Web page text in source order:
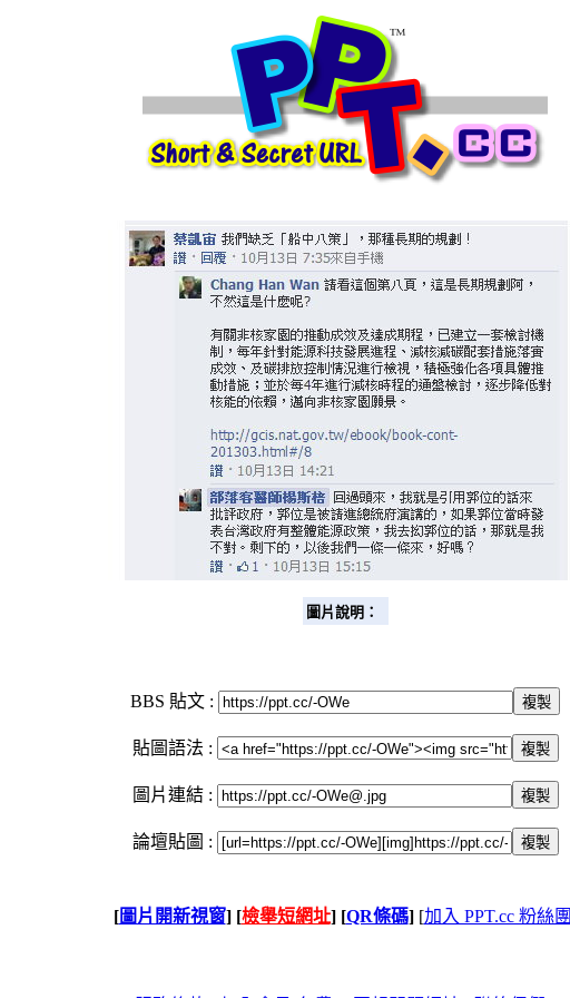
圖片說明：
BBS 貼文 : 複製
貼圖語法 : 複製
圖片連結 : 複製
論壇貼圖 : 複製
[圖片開新視窗] [檢舉短網址][QR條碼][加入 PPT.cc 粉絲團